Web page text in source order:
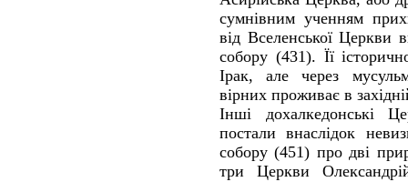
сумнівним ученням
від Вселенської Церкви
собору (431). Її
Ірак, але через
вірних проживає в
Інші дохалкедонські
постали внаслідок
собору (451) про дві
три Церкви